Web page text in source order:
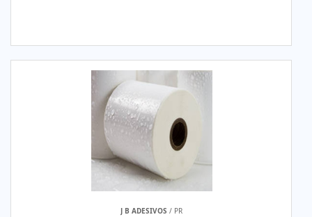
J B ADESIVOS / PR